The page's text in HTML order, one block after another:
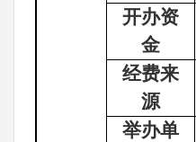
开办资
金
经费来
源
举办单